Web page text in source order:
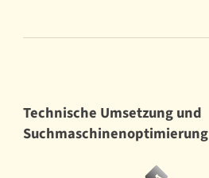
Technische Umsetzung und
Suchmaschinenoptimierung